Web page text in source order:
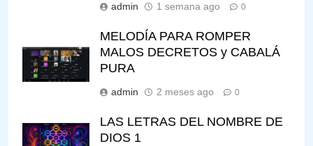
admin 1 semana ago 0
MELODÍA PARA ROMPER
MALOS DECRETOS y CABALÁ
PURA
admin 2 meses ago 0
LAS LETRAS DEL NOMBRE DE
DIOS 1